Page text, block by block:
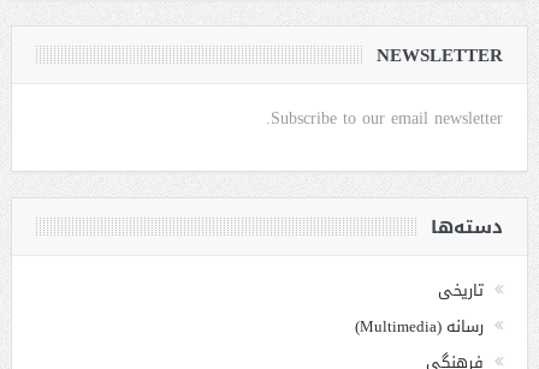
NEWSLETTER
Subscribe to our email newsletter.
دسته‌ها
تاریخی
رسانه (Multimedia)
فرهنگی